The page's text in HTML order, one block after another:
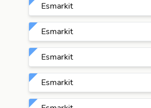
Esmarkit
Esmarkit
Esmarkit
Esmarkit